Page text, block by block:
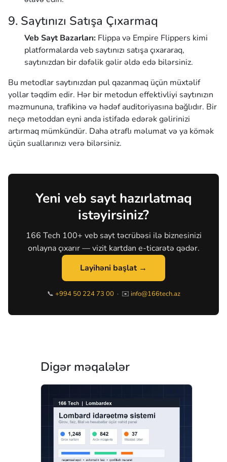
9. Saytınızı Satışa Çıxarmaq
Veb Sayt Bazarları: Flippa və Empire Flippers kimi
platformalarda veb saytınızı satışa çıxararaq,
saytınızdan bir dəfəlik gəlir əldə edə bilərsiniz.
Bu metodlar saytınızdan pul qazanmaq üçün müxtəlif
yollar təqdim edir. Hər bir metodun effektivliyi saytınızın
məzmununa, trafikinə və hədəf auditoriyasına bağlıdır. Bir
neçə metoddan eyni anda istifadə edərək gəlirinizi
artırmaq mümkündür. Daha ətraflı məlumat və ya kömək
üçün suallarınızı verə bilərsiniz.
Yeni veb sayt hazırlatmaq
istəyirsiniz?
166 Tech 100+ veb sayt təcrübəsi ilə biznesinizi
onlayna çıxarır — vizit kartdan e-ticarətə qədər.
Layihəni başlat →
📞 +994 50 224 73 00 · ✉️ info@166tech.az
Digər məqalələr